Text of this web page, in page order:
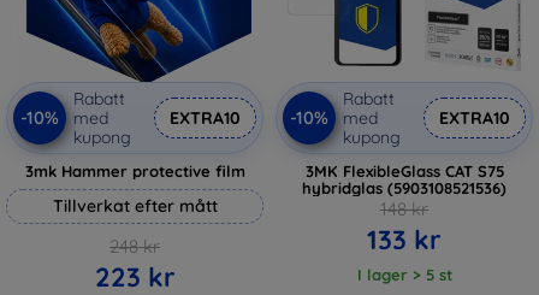
-10%
Rabatt
med
kupong
EXTRA10
3mk Hammer protective film
Tillverkat efter mått
248 kr
223 kr
-10%
Rabatt
med
kupong
EXTRA10
3MK FlexibleGlass CAT S75
hybridglas (5903108521536)
148 kr
133 kr
I lager > 5 st